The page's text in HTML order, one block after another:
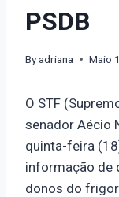
PSDB
Byadriana Maio
O STF
senador Aécio
quinta-feira
informação de
donos do